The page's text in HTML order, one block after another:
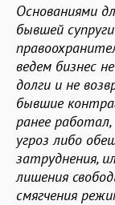
Основаниями
бывшей
ведем бизнес
долги и не
бывшие
ранее
угроз либо
затруднения,
лишения
смягчения